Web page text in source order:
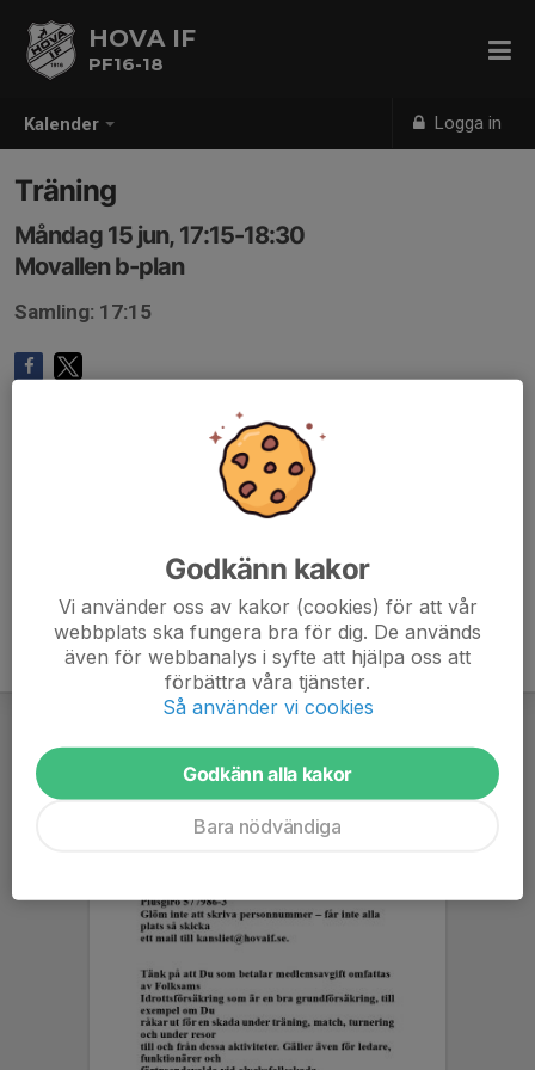
Kalender Logga in
HOVA IF
PF16-18
Träning
Måndag 15 jun, 17:15-18:30
Movallen b-plan
Samling: 17:15
Godkänn kakor
Vi använder oss av kakor (cookies) för att vår
webbplats ska fungera bra för dig. De används
även för webbanalys i syfte att hjälpa oss att
förbättra våra tjänster.
Så använder vi cookies
Godkänn alla kakor
Bara nödvändiga